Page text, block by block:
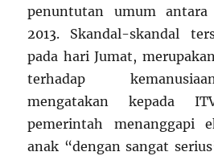
penuntutan umum
2013. Skandal-skandal
pada hari Jumat,
terhadap
mengatakan kepada
pemerintah menanggapi
anak “dengan sangat